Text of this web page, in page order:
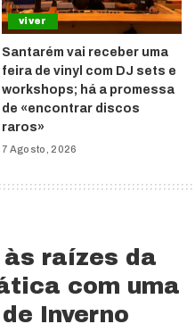
viver
Santarém vai receber uma
feira de vinyl com DJ sets e
workshops; há a promessa
de «encontrar discos
raros»
7 Agosto, 2026
raízes da
com uma
Inverno